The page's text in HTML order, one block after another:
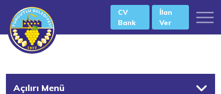
CV
Bank
İlan
Ver
Açılırı Menü